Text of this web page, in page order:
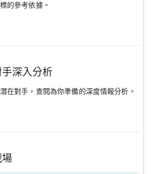
的參考依據。
深入分析
在對手，查閱為你準備的深度情報分析。